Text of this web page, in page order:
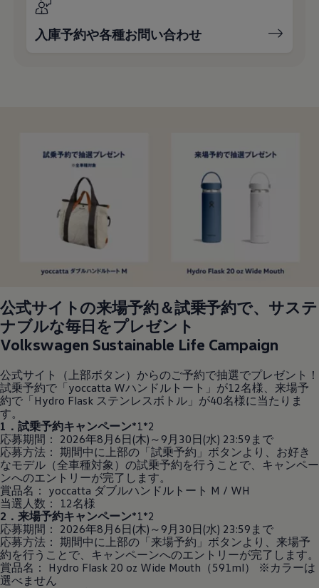
入庫予約や各種お問い合わせ
公式サイトの来場予約＆試乗予約で、サステ
ナブルな毎日をプレゼント
Volkswagen Sustainable Life Campaign
公式サイト（上部ボタン）からのご予約で抽選でプレゼント！
試乗予約で「yoccatta Wハンドルトート」が12名様、来場予
約で「Hydro Flask ステンレスボトル」が40名様に当たりま
す。
1．試乗予約キャンペーン*1*2
応募期間： 2026年8月6日(木)～9月30日(水) 23:59まで
応募方法： 期間中に上部の「試乗予約」ボタンより、お好き
なモデル（全車種対象）の試乗予約を行うことで、キャンペー
ンへのエントリーが完了します。
賞品名： yoccatta ダブルハンドルトート M / WH
当選人数： 12名様
2．来場予約キャンペーン*1*2
応募期間： 2026年8月6日(木)～9月30日(水) 23:59まで
応募方法： 期間中に上部の「来場予約」ボタンより、来場予
約を行うことで、キャンペーンへのエントリーが完了します。
賞品名： Hydro Flask 20 oz Wide Mouth（591ml） ※カラーは
選べません